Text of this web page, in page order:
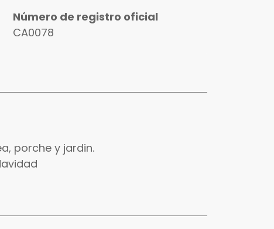
Número de registro oficial
CA0078
porche y jardin.